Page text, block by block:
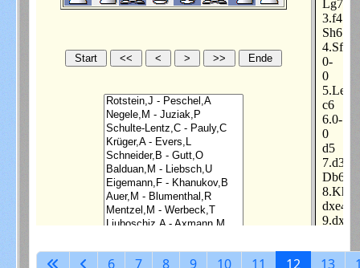
6 7 8 9 10 11 12 13